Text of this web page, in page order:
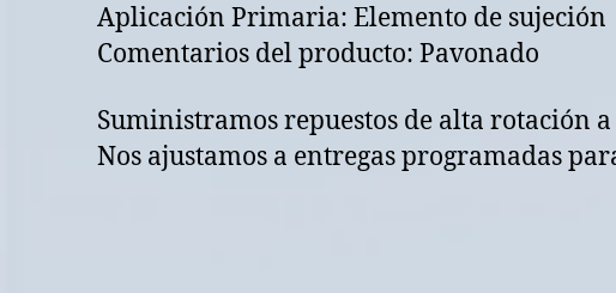
Aplicación Primaria: Elemento de sujeción
Comentarios del producto: Pavonado
Suministramos repuestos de alta rotación
Nos ajustamos a entregas programadas